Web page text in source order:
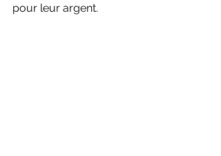
pour leur argent.